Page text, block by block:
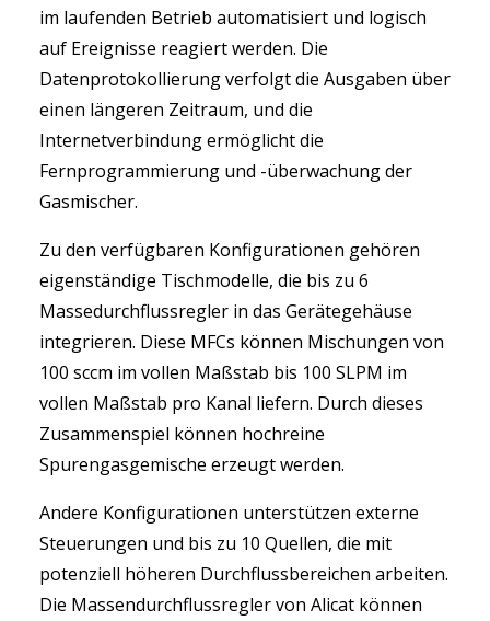
im laufenden Betrieb automatisiert und logisch
auf Ereignisse reagiert werden. Die
Datenprotokollierung verfolgt die Ausgaben über
einen längeren Zeitraum, und die
Internetverbindung ermöglicht die
Fernprogrammierung und -überwachung der
Gasmischer.
Zu den verfügbaren Konfigurationen gehören
eigenständige Tischmodelle, die bis zu 6
Massedurchflussregler in das Gerätegehäuse
integrieren. Diese MFCs können Mischungen von
100 sccm im vollen Maßstab bis 100 SLPM im
vollen Maßstab pro Kanal liefern. Durch dieses
Zusammenspiel können hochreine
Spurengasgemische erzeugt werden.
Andere Konfigurationen unterstützen externe
Steuerungen und bis zu 10 Quellen, die mit
potenziell höheren Durchflussbereichen arbeiten.
Die Massendurchflussregler von Alicat können